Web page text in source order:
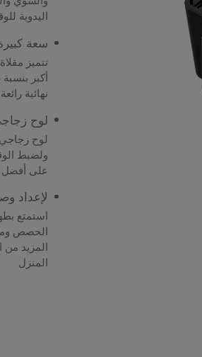
اليدوية
سعة كبيرة
تتميز
نهائية
لوح
لوح
ولضبط
على أفضل
لإعداد
استمتع
الحصص
المزيد من
المنزل